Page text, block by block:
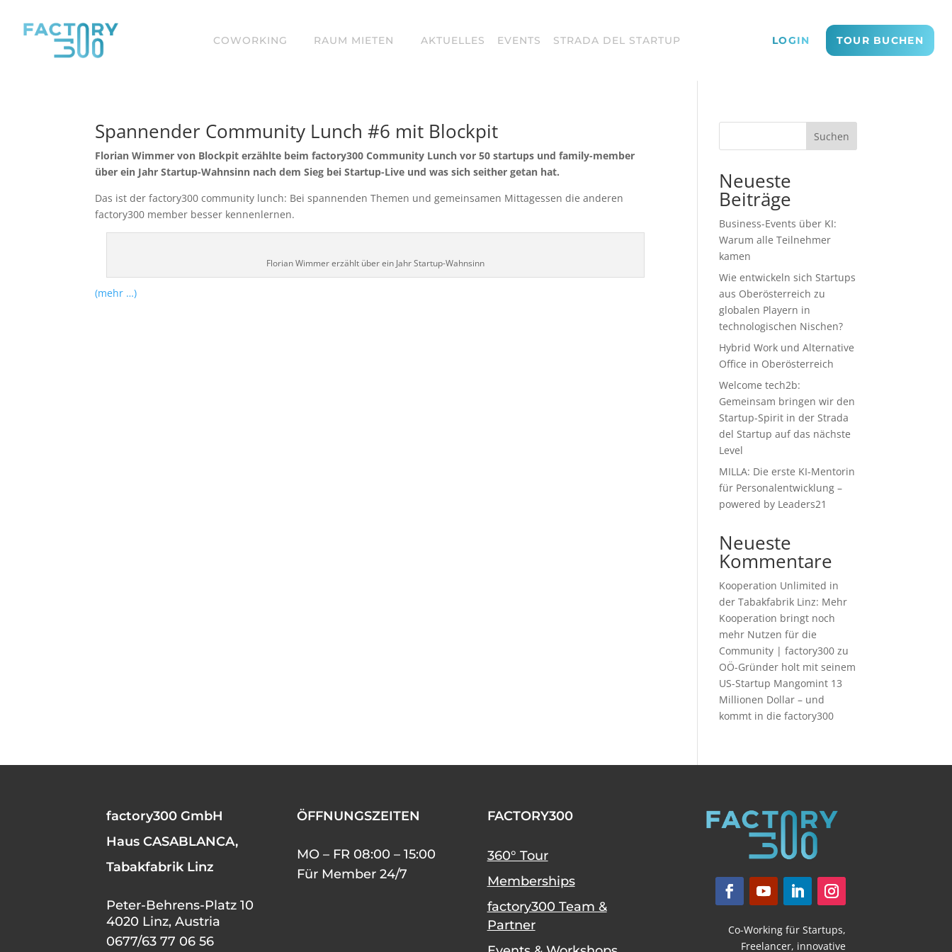
COWORKING RAUM MIETEN AKTUELLES EVENTS STRADA DEL STARTUP LOGIN TOUR BUCHEN
Spannender Community Lunch #6 mit Blockpit
Florian Wimmer von Blockpit erzählte beim factory300 Community Lunch vor 50 startups und family-member
über ein Jahr Startup-Wahnsinn nach dem Sieg bei Startup-Live und was sich seither getan hat.
Das ist der factory300 community lunch: Bei spannenden Themen und gemeinsamen Mittagessen die anderen
factory300 member besser kennenlernen.
Florian Wimmer erzählt über ein Jahr Startup-Wahnsinn
(mehr …)
Suchen
Neueste
Beiträge
Business-Events über KI:
Warum alle Teilnehmer
kamen
Wie entwickeln sich Startups
aus Oberösterreich zu
globalen Playern in
technologischen Nischen?
Hybrid Work und Alternative
Office in Oberösterreich
Welcome tech2b:
Gemeinsam bringen wir den
Startup-Spirit in der Strada
del Startup auf das nächste
Level
MILLA: Die erste KI-Mentorin
für Personalentwicklung –
powered by Leaders21
Neueste
Kommentare
Kooperation Unlimited in
der Tabakfabrik Linz: Mehr
Kooperation bringt noch
mehr Nutzen für die
Community | factory300 zu
OÖ-Gründer holt mit seinem
US-Startup Mangomint 13
Millionen Dollar – und
kommt in die factory300
factory300 GmbH
Haus CASABLANCA,
Tabakfabrik Linz
Peter-Behrens-Platz 10
4020 Linz, Austria
0677/63 77 06 56
ÖFFNUNGSZEITEN
MO – FR 08:00 – 15:00
Für Member 24/7
FACTORY300
360° Tour
Memberships
factory300 Team &
Partner
Co-Working für Startups,
Freelancer, innovative